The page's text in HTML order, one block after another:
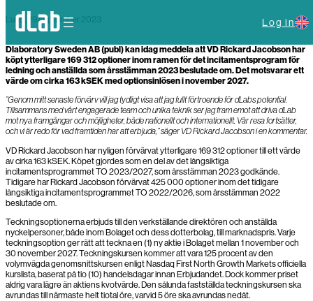
to
content
Log in
Lund, 29 september 2023
Dlaboratory Sweden AB (publ)kan idag meddela att VD Rickard Jacobson har
köpt ytterligare 169 312 optioner inom ramen för det incitamentsprogram för
ledning och anställda som årsstämman 2023 beslutade om. Det motsvarar ett
värde om cirka 163 kSEK med optionsinlösen i november 2027.
”Genom mitt senaste förvärv vill jag tydligt visa att jag fullt förtroende för dLabs potential.
Tillsammans med vårt engagerade team och unika teknik ser jag fram emot att driva dLab
mot nya framgångar och möjligheter, både nationellt och internationellt. Vår resa fortsätter,
och vi är redo för vad framtiden har att erbjuda,” säger VD Rickard Jacobson i en kommentar.
VD Rickard Jacobson har nyligen förvärvat ytterligare 169 312 optioner till ett värde
av cirka 163 kSEK. Köpet gjordes som en del av det långsiktiga
incitamentsprogrammet TO 2023/2027, som årsstämman 2023 godkände.
Tidigare har Rickard Jacobson förvärvat 425 000 optioner inom det tidigare
långsiktiga incitamentsprogrammet TO 2022/2026, som årsstämman 2022
beslutade om.
Teckningsoptionerna erbjuds till den verkställande direktören och anställda
nyckelpersoner, både inom Bolaget och dess dotterbolag, till marknadspris. Varje
teckningsoption ger rätt att teckna en (1) ny aktie i Bolaget mellan 1 november och
30 november 2027. Teckningskursen kommer att vara 125 procent av den
volymvägda genomsnittskursen enligt Nasdaq First North Growth Markets officiella
kurslista, baserat på tio (10) handelsdagar innan Erbjudandet. Dock kommer priset
aldrig vara lägre än aktiens kvotvärde. Den sålunda fastställda teckningskursen ska
avrundas till närmaste helt tiotal öre, varvid 5 öre ska avrundas nedåt.